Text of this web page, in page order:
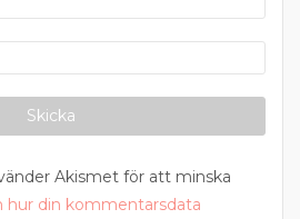
Akismet för att minska
hur din kommentarsdata